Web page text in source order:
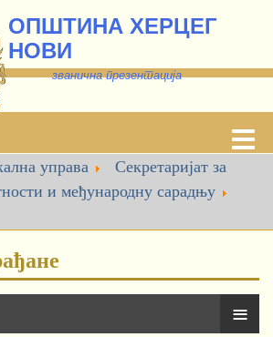
ОПШТИНА ХЕРЦЕГ
НОВИ
званична презентација
управа
Секретаријат за
и међународну сарадњу
≡